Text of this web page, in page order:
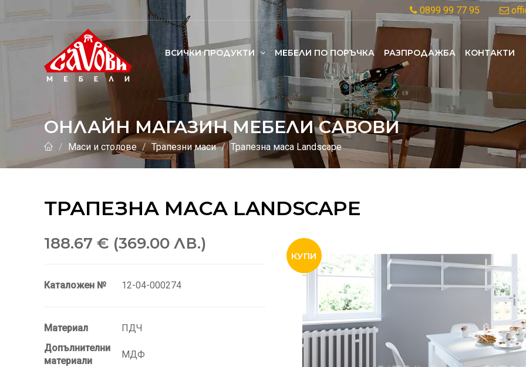
0899 99 77 95
ВСИЧКИ ПРОДУКТИ MЕБЕЛИ ПО ПОРЪЧКА РАЗПРОДАЖБА КОНТАКТИ
ОНЛАЙН МАГАЗИН МЕБЕЛИ САВОВИ
Маси и столове Трапезни маси Трапезна маса Landscape
ТРАПЕЗНА МАСА LANDSCAPE
188.67 € (369.00 ЛВ.)
Каталожен № 12-04-000274
Материал
ПДЧ
Допълнителни
материали
МДФ